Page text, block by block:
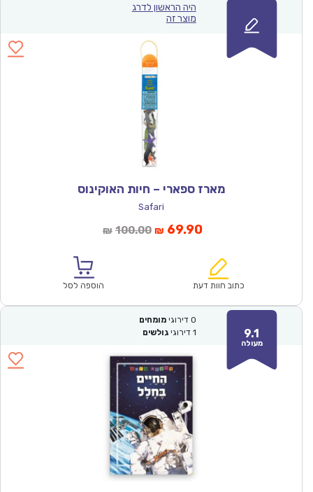
היה הראשון לדרג
מוצר זה
מארז ספארי – חיות האוקינוס
Safari
₪ 100.00המחיר
₪100.00.
₪ 69.90המחיר
הוא:
כתוב חוות דעת הוספה לסל
9.1
מעולה
0 דירוגי מומחים
1 דירוגי גולשים